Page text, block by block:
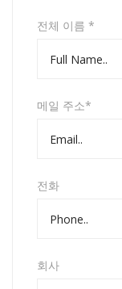
전체 이름 *
메일 주소*
전화
회사